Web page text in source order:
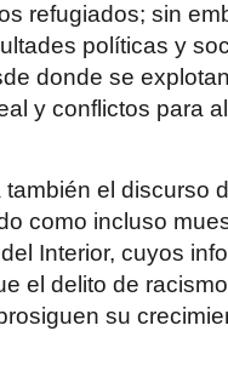
refugiados; sin
políticas y
donde se
y conflictos para
el discurso
como incluso
Interior, cuyos
el delito de
su